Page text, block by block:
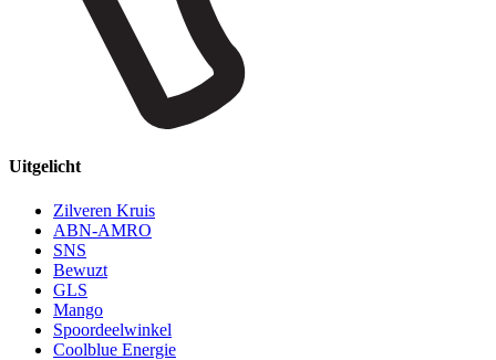
Uitgelicht
Zilveren Kruis
ABN-AMRO
SNS
Bewuzt
GLS
Mango
Spoordeelwinkel
Coolblue Energie